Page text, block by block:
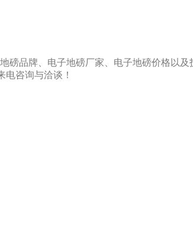
磅品牌、电子地磅厂家、电子地磅价格以
电咨询与洽谈！